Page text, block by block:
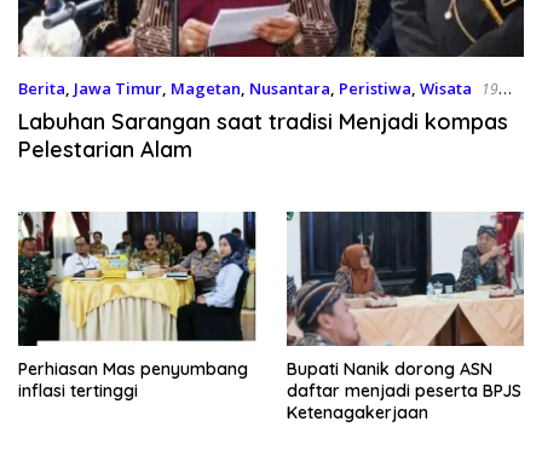
Berita, Jawa Timur, Magetan, Nusantara, Peristiwa, Wisata
19
Januari 2026
Labuhan Sarangan saat tradisi Menjadi kompas
Pelestarian Alam
Perhiasan Mas penyumbang
inflasi tertinggi
Bupati Nanik dorong ASN
daftar menjadi peserta BPJS
Ketenagakerjaan